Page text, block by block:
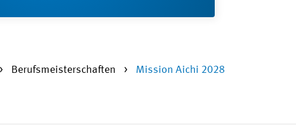
Berufsmeisterschaften Mission Aichi 2028